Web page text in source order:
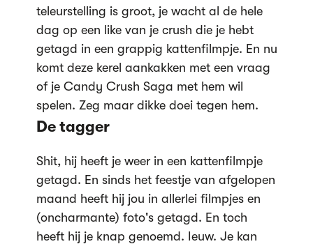
teleurstelling is groot, je wacht al de hele
dag op een like van je crush die je hebt
getagd in een grappig kattenfilmpje. En nu
komt deze kerel aankakken met een vraag
of je Candy Crush Saga met hem wil
spelen. Zeg maar dikke doei tegen hem.
De tagger
Shit, hij heeft je weer in een kattenfilmpje
getagd. En sinds het feestje van afgelopen
maand heeft hij jou in allerlei filmpjes en
(oncharmante) foto's getagd. En toch
heeft hij je knap genoemd. Ieuw. Je kan